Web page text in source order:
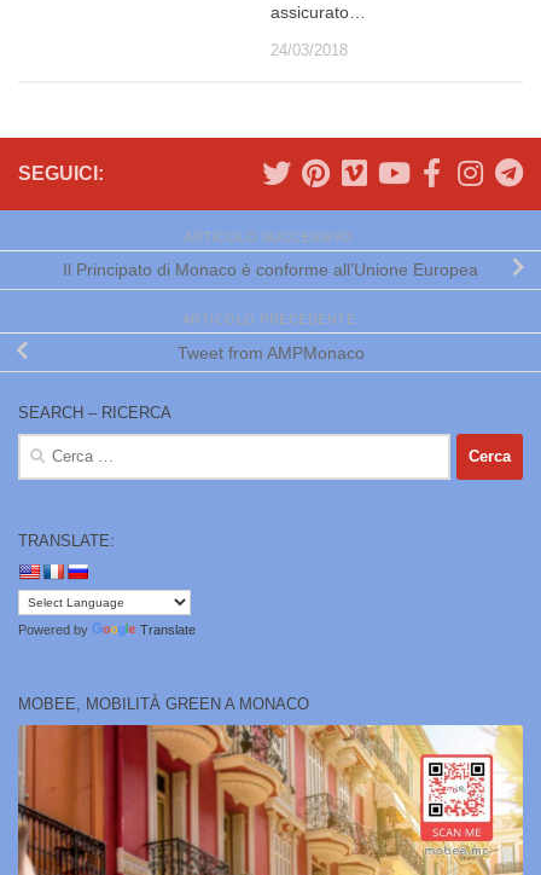
assicurato…
24/03/2018
SEGUICI:
ARTICOLO SUCCESSIVO
Il Principato di Monaco è conforme all’Unione Europea
ARTICOLO PRECEDENTE
Tweet from AMPMonaco
SEARCH – RICERCA
Ricerca
TRANSLATE:
Powered by Translate
MOBEE, MOBILITÀ GREEN A MONACO